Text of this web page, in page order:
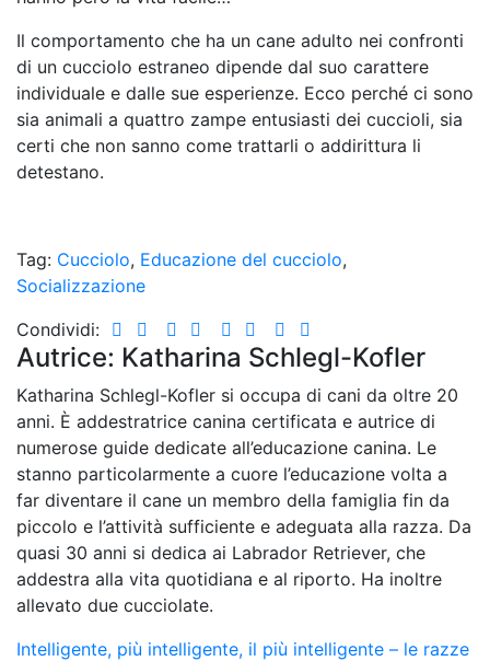
Il comportamento che ha un cane adulto nei confronti
di un cucciolo estraneo dipende dal suo carattere
individuale e dalle sue esperienze. Ecco perché ci sono
sia animali a quattro zampe entusiasti dei cuccioli, sia
certi che non sanno come trattarli o addirittura li
detestano.
Tag: Cucciolo, Educazione del cucciolo,
Socializzazione
Condividi:
Autrice: Katharina Schlegl-Kofler
Katharina Schlegl-Kofler si occupa di cani da oltre 20
anni. È addestratrice canina certificata e autrice di
numerose guide dedicate all’educazione canina. Le
stanno particolarmente a cuore l’educazione volta a
far diventare il cane un membro della famiglia fin da
piccolo e l’attività sufficiente e adeguata alla razza. Da
quasi 30 anni si dedica ai Labrador Retriever, che
addestra alla vita quotidiana e al riporto. Ha inoltre
allevato due cucciolate.
Intelligente, più intelligente, il più intelligente – le razze